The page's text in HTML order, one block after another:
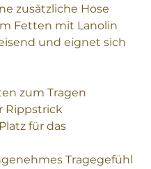
zusätzliche Hose
Fetten mit Lanolin
und eignet sich
zum Tragen
Rippstrick
für das
Tragegefühl